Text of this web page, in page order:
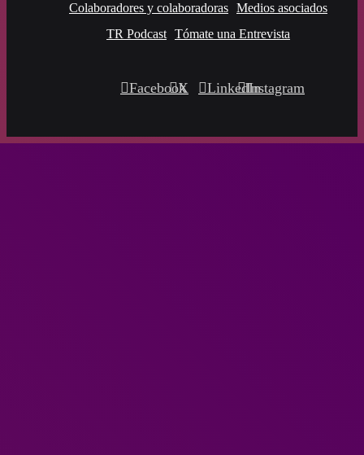
Colaboradores y colaboradoras Medios asociados
TR Podcast Tómate una Entrevista
Facebook
X LinkedInInstagram